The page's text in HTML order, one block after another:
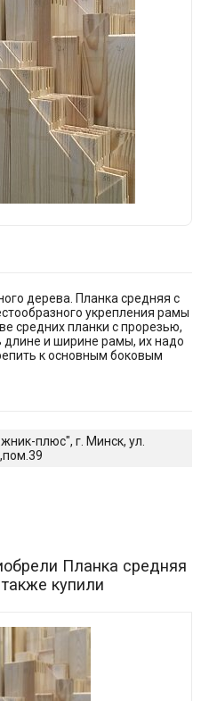
дерева. Планка средняя с
укрепления рамы
средних планки с прорезью,
длине и ширине рамы, их надо
к основным боковым
плюс", г. Минск, ул.
Планка средняя
купили